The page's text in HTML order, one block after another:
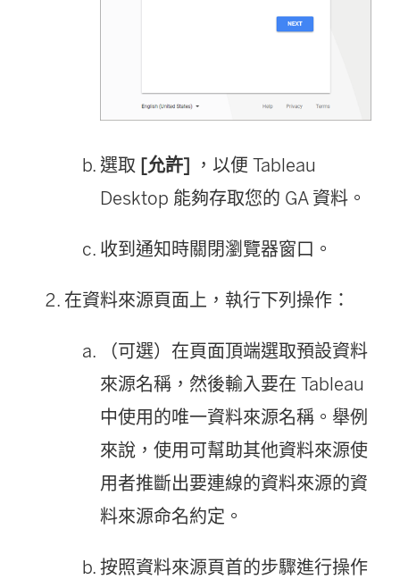
選取 [允許] ，以便 Tableau
Desktop 能夠存取您的 GA 資料。
收到通知時關閉瀏覽器窗口。
在資料來源頁面上，執行下列操作：
（可選）在頁面頂端選取預設資料
來源名稱，然後輸入要在 Tableau
中使用的唯一資料來源名稱。舉例
來說，使用可幫助其他資料來源使
用者推斷出要連線的資料來源的資
料來源命名約定。
按照資料來源頁首的步驟進行操作